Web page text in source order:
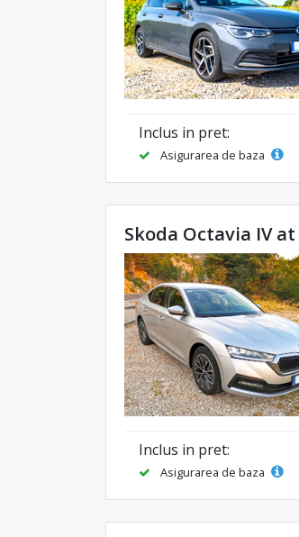
Inclus in pret:
Asigurarea de baza
Skoda Octavia IV at
Inclus in pret:
Asigurarea de baza